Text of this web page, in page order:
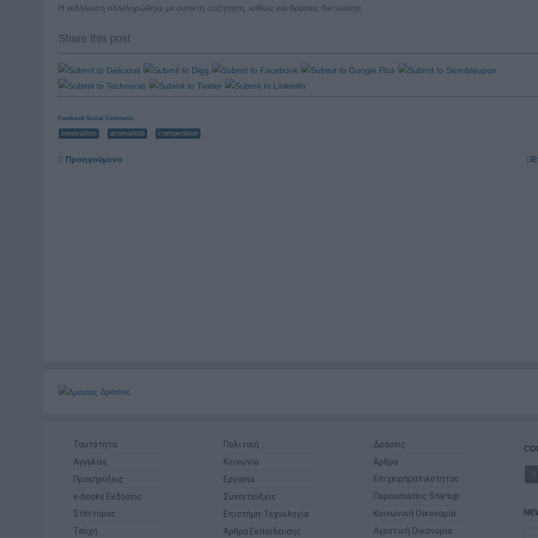
Η εκδήλωση ολοκληρώθηκε με ανοικτή συζήτηση, καθώς και δράσεις δικτύωσης.
Share this post
Facebook Social Comments
innovation aromahub competition
Προηγούμενο
Δράσεις
Ταυτότητα
Αγγελίες
Προκηρύξεις
e-books Εκδόσεις
Στέντορας
Τεύχη
Πολιτική
Κοινωνία
Εργασία
Συνεντεύξεις
Επιστήμη-Τεχνολογία
Άρθρα Εκπαίδευσης
Δράσεις
Άρθρα
Επιχειρηματικότητας
Παρουσιάσεις Startup
Κοινωνική Οικονομία
Αγροτική Οικονομία